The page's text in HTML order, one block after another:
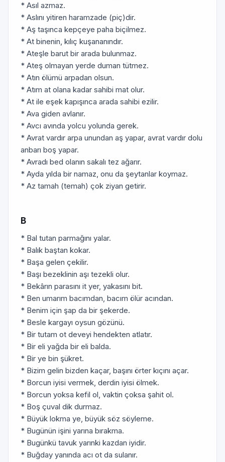
* Asıl azmaz.
* Aslını yitiren haramzade (piç)dir.
* Aş taşınca kepçeye paha biçilmez.
* At binenin, kılıç kuşananındır.
* Ateşle barut bir arada bulunmaz.
* Ateş olmayan yerde duman tütmez.
* Atın ölümü arpadan olsun.
* Atım at olana kadar sahibi mat olur.
* At ile eşek kapışınca arada sahibi ezilir.
* Ava giden avlanır.
* Avcı avında yolcu yolunda gerek.
* Avrat vardır arpa unundan aş yapar, avrat vardır dolu
anbarı boş yapar.
* Avradı bed olanın sakalı tez ağarır.
* Ayda yılda bir namaz, onu da şeytanlar koymaz.
* Az tamah (temah) çok ziyan getirir.
B
* Bal tutan parmağını yalar.
* Balık baştan kokar.
* Başa gelen çekilir.
* Başı bezeklinin aşı tezekli olur.
* Bekârın parasını it yer, yakasını bit.
* Ben umarım bacımdan, bacım ölür acından.
* Benim için şap da bir şekerde.
* Besle kargayı oysun gözünü.
* Bir tutam ot deveyi hendekten atlatır.
* Bir eli yağda bir eli balda.
* Bir ye bin şükret.
* Bizim gelin bizden kaçar, başını örter kıçını açar.
* Borcun iyisi vermek, derdin iyisi ölmek.
* Borcun yoksa kefil ol, vaktin çoksa şahit ol.
* Boş çuval dik durmaz.
* Büyük lokma ye, büyük söz söyleme.
* Bugünün işini yarına bırakma.
* Bugünkü tavuk yarınki kazdan iyidir.
* Buğday yanında acı ot da sulanır.